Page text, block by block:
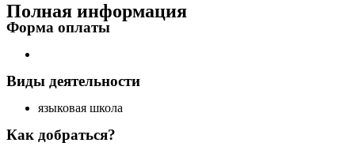
Полная информация
Форма оплаты
Виды деятельности
языковая школа
Как добраться?